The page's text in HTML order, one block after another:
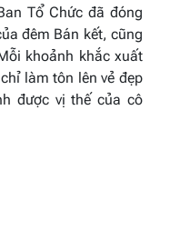
Tổ Chức đã đóng
đêm Bán kết, cũng
khoảnh khắc xuất
làm tôn lên vẻ đẹp
được vị thế của cô